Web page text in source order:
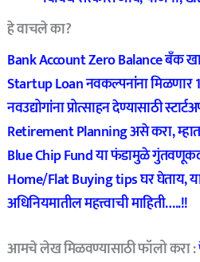
हे वाचले का?
Bank Account Zero Balance बँक
Startup Loan नवकल्पनांना
नवउद्योगांना प्रोत्साहन देण्यासाठी
Retirement Planning असे करा,
Blue Chip Fund या फंडामुळे
Home/Flat Buying tips घर घेताय, या
अधिनियमातील महत्त्वाची माहिती…..!!
आमचेलेख मिळवण्यासाठी फॉलो करा :